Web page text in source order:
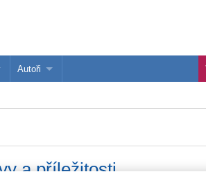
Autoři
a příležitosti